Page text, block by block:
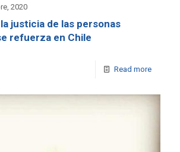
2020
justicia de las personas
refuerza en Chile
Read more